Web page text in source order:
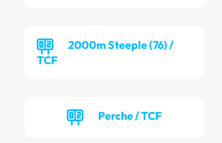
2000m Steeple (76) /
TCF
Perche / TCF